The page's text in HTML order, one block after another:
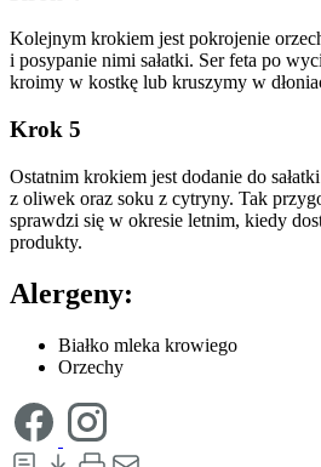
Kolejnym krokiem jest pokrojenie
i posypanie nimi sałatki. Ser feta po
kroimy w kostkę lub kruszymy w
Krok 5
Ostatnim krokiem jest dodanie do
z oliwek oraz soku z cytryny. Tak
sprawdzi się w okresie letnim, kiedy
produkty.
Alergeny:
Białko mleka krowiego
Orzechy